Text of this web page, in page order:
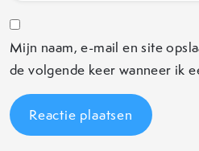
Mijn naam, e-mail en site
de volgende keer wanneer ik